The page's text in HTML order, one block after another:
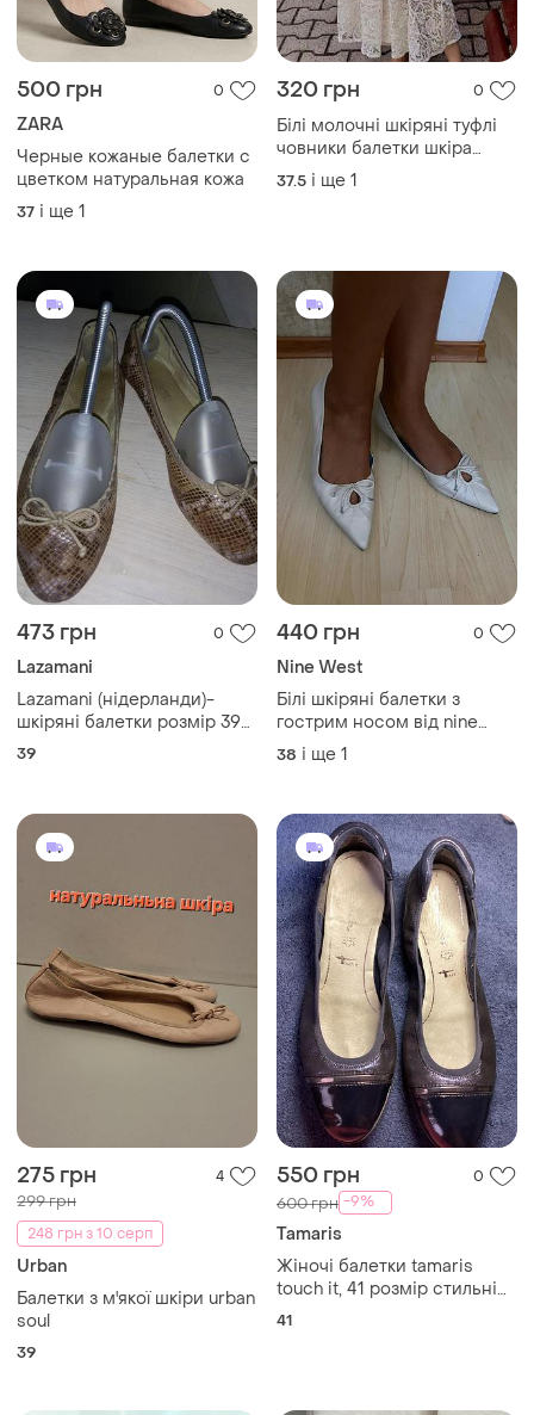
500 грн 0
ZARA
Черные кожаные балетки с
цветком натуральная кожа
37 і ще 1
320 грн 0
Білі молочні шкіряні туфлі
човники балетки шкіра
черевики на низькому ходу
елегантні на весілля на
37.5 і ще 1
473 грн 0
Lazamani
Lazamani (нідерланди)-
шкіряні балетки розмір 39
(25,5 см)
39
440 грн 0
Nine West
Білі шкіряні балетки з
гострим носом від nine
west
38 і ще 1
275 грн 4
299 грн
248 грн з 10 серп
Urban
Балетки з м'якої шкіри urban
soul
39
550 грн 0
600 грн -9%
Tamaris
Жіночі балетки tamaris
touch it, 41 розмір стильні
та комфортні балетки
41